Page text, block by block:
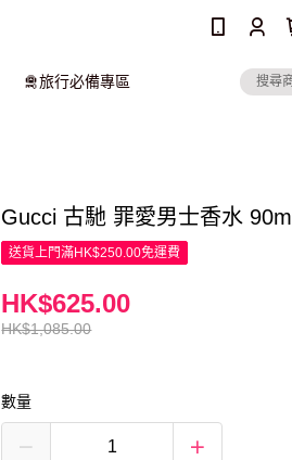
🛅旅行必備專區
Gucci 古馳 罪愛男士香水 90ml
送貨上門滿HK$250.00免運費
HK$1,085.00
HK$625.00
數量